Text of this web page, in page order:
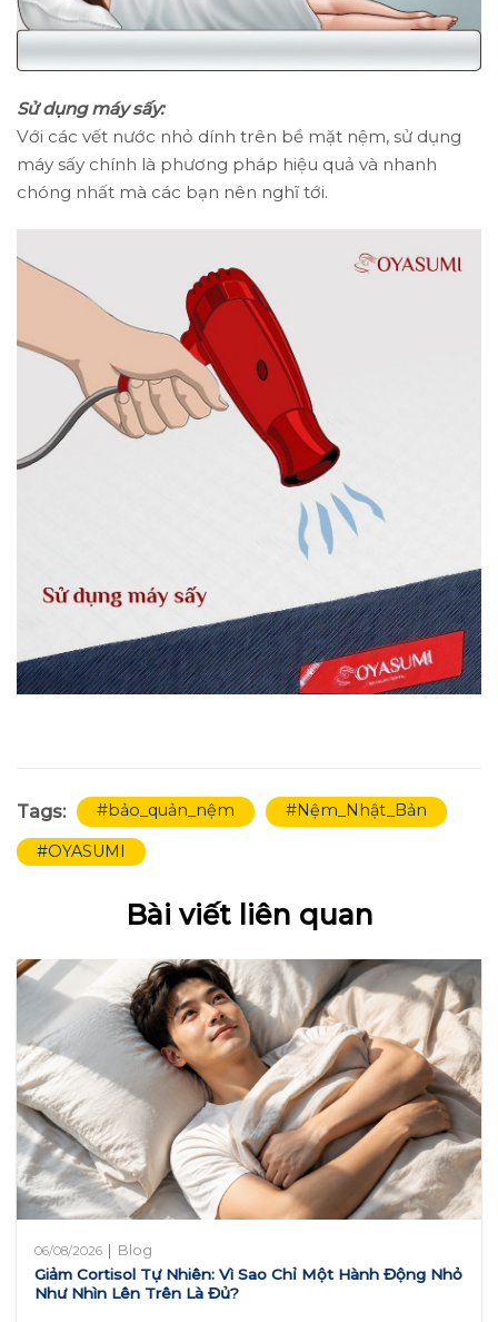
Sử dụng máy sấy:
Với các vết nước nhỏ dính trên bề mặt nệm, sử dụng
máy sấy chính là phương pháp hiệu quả và nhanh
chóng nhất mà các bạn nên nghĩ tới.
Tags: #bảo_quản_nệm #Nệm_Nhật_Bản
#OYASUMI
Bài viết liên quan
06/08/2026 | Blog
Giảm Cortisol Tự Nhiên: Vì Sao Chỉ Một Hành Động Nhỏ
Như Nhìn Lên Trên Là Đủ?